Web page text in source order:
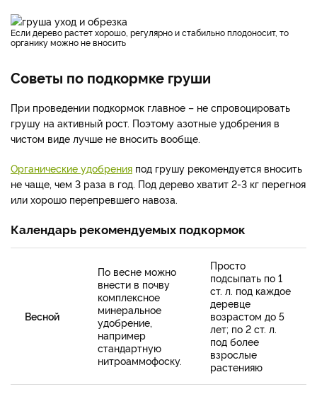
Если дерево растет хорошо, регулярно и стабильно плодоносит, то
органику можно не вносить
Советы по подкормке груши
При проведении подкормок главное – не спровоцировать
грушу на активный рост. Поэтому азотные удобрения в
чистом виде лучше не вносить вообще.
Органические удобрения под грушу рекомендуется вносить
не чаще, чем 3 раза в год. Под дерево хватит 2-3 кг перегноя
или хорошо перепревшего навоза.
Календарь рекомендуемых подкормок
Весной
По весне можно
внести в почву
комплексное
минеральное
удобрение,
например
стандартную
нитроаммофоску.
Просто
подсыпать по 1
ст. л. под каждое
деревце
возрастом до 5
лет; по 2 ст. л.
под более
взрослые
растенияю